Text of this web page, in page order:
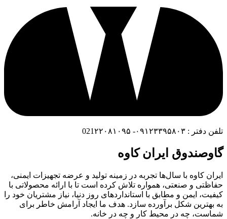
تلفن دفتر : ۰۹۱۲۳۳۹۵۸۰۳- 021۲۲۰۸۱۰۹۵
گاوصندوق ایران کاوه
ایران کاوه با سال‌ها تجربه در زمینه تولید و عرضه تجهیزات ایمنی،
حفاظتی و صنعتی، همواره تلاش کرده است تا با ارائه محصولاتی با
کیفیت، ایمن و مطابق با استانداردهای روز دنیا، نیاز مشتریان خود را
به بهترین شکل برآورده سازد. هدف ما ایجاد آرامش خاطر برای
شماست، چه در محیط کار و چه در خانه.